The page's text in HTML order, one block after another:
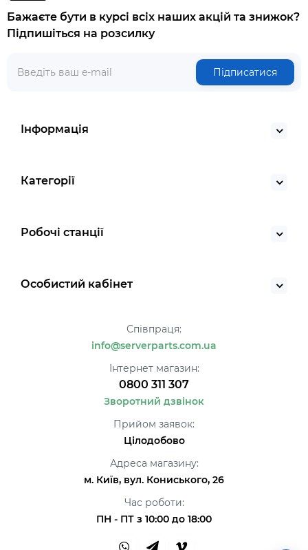
Бажаєте бути в курсі всіх наших акцій та знижок?
Підпишіться на розсилку
Підписатися
Інформація
Категорії
Робочі станції
Особистий кабінет
Співпраця:
info@serverparts.com.ua
Інтернет магазин:
0800 311 307
Зворотний дзвінок
Прийом заявок:
Цілодобово
Адреса магазину:
м. Київ, вул. Кониського, 26
Час роботи:
ПН - ПТ з 10:00 до 18:00